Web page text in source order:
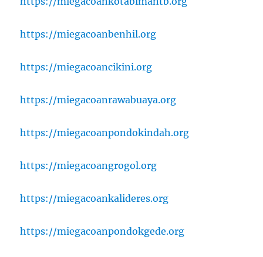
https://miegacoanbenhil.org
https://miegacoancikini.org
https://miegacoanrawabuaya.org
https://miegacoanpondokindah.org
https://miegacoangrogol.org
https://miegacoankalideres.org
https://miegacoanpondokgede.org